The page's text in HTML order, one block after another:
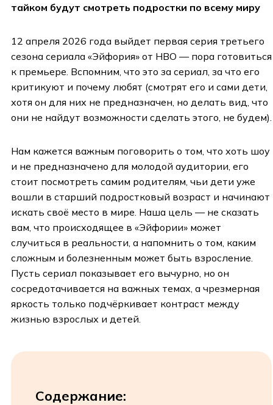
тайком будут смотреть подростки по всему миру
12 апреля 2026 года выйдет первая серия третьего
сезона сериала «Эйфория» от HBO — пора готовиться
к премьере. Вспомним, что это за сериал, за что его
критикуют и почему любят (смотрят его и сами дети,
хотя он для них не предназначен, но делать вид, что
они не найдут возможности сделать этого, не будем).
Нам кажется важным поговорить о том, что хоть шоу
и не предназначено для молодой аудитории, его
стоит посмотреть самим родителям, чьи дети уже
вошли в старший подростковый возраст и начинают
искать своё место в мире. Наша цель — не сказать
вам, что происходящее в «Эйфории» может
случиться в реальности, а напомнить о том, каким
сложным и болезненным может быть взросление.
Пусть сериал показывает его вычурно, но он
сосредотачивается на важных темах, а чрезмерная
яркость только подчёркивает контраст между
жизнью взрослых и детей.
Содержание: